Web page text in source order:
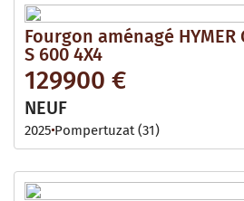
Fourgon aménagé HYMER
S 600 4X4
129900 €
NEUF
2025 Pompertuzat (31)